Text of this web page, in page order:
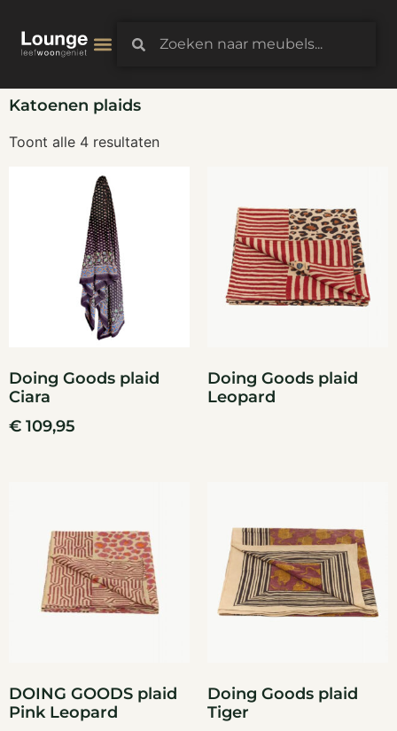
Katoenen plaids
Toont alle 4 resultaten
Doing Goods plaid
Ciara
€ 109,95
Doing Goods plaid
Leopard
DOING GOODS plaid
Pink Leopard
Doing Goods plaid
Tiger